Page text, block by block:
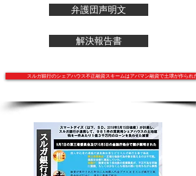
弁護団声明文
解決報告書
スルガ銀行のシェアハウス不正融資スキームはアパマン融資で土壌が作られた